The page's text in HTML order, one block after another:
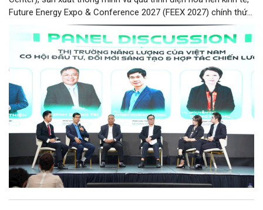
Future Energy Expo & Conference 2027 (FEEX 2027) chính thức
ra mắt với kỳ vọng trở thành nền tảng kết nối, thúc đẩy đầu tư,
đổi mới công nghệ và phát triển hệ sinh thái tại Việt Nam.